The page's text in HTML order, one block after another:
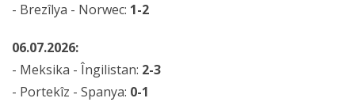
- Brezîlya - Norwec: 1-2
06.07.2026:
- Meksika - Îngilistan: 2-3
- Portekîz - Spanya: 0-1